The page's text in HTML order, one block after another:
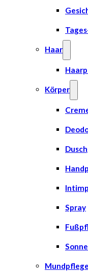
Haar
Körper
Spray
Mundpflege